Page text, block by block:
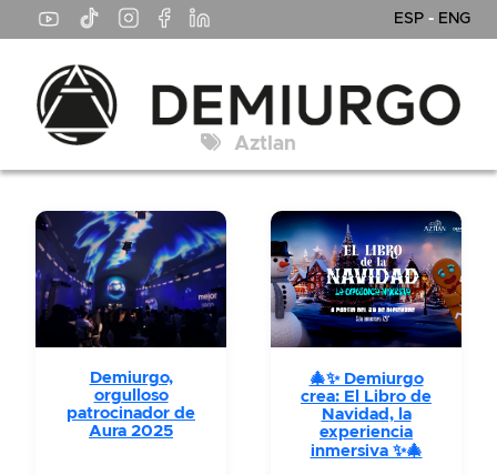
ESP - ENG
Aztlan
Demiurgo,
orgulloso
patrocinador de
Aura 2025
🎄✨ Demiurgo
crea: El Libro de
Navidad, la
experiencia
inmersiva ✨🎄